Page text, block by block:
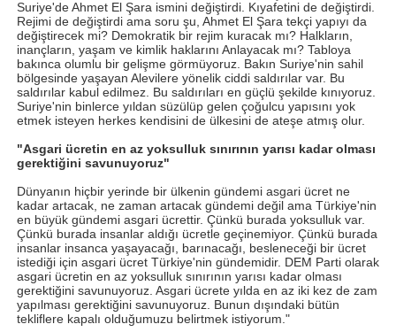
Suriye'de Ahmet El Şara ismini değiştirdi. Kıyafetini de değiştirdi.
Rejimi de değiştirdi ama soru şu, Ahmet El Şara tekçi yapıyı da
değiştirecek mi? Demokratik bir rejim kuracak mı? Halkların,
inançların, yaşam ve kimlik haklarını Anlayacak mı? Tabloya
bakınca olumlu bir gelişme görmüyoruz. Bakın Suriye'nin sahil
bölgesinde yaşayan Alevilere yönelik ciddi saldırılar var. Bu
saldırılar kabul edilmez. Bu saldırıları en güçlü şekilde kınıyoruz.
Suriye'nin binlerce yıldan süzülüp gelen çoğulcu yapısını yok
etmek isteyen herkes kendisini de ülkesini de ateşe atmış olur.
"Asgari ücretin en az yoksulluk sınırının yarısı kadar olması
gerektiğini savunuyoruz"
Dünyanın hiçbir yerinde bir ülkenin gündemi asgari ücret ne
kadar artacak, ne zaman artacak gündemi değil ama Türkiye'nin
en büyük gündemi asgari ücrettir. Çünkü burada yoksulluk var.
Çünkü burada insanlar aldığı ücretle geçinemiyor. Çünkü burada
insanlar insanca yaşayacağı, barınacağı, besleneceği bir ücret
istediği için asgari ücret Türkiye'nin gündemidir. DEM Parti olarak
asgari ücretin en az yoksulluk sınırının yarısı kadar olması
gerektiğini savunuyoruz. Asgari ücrete yılda en az iki kez de zam
yapılması gerektiğini savunuyoruz. Bunun dışındaki bütün
tekliflere kapalı olduğumuzu belirtmek istiyorum."